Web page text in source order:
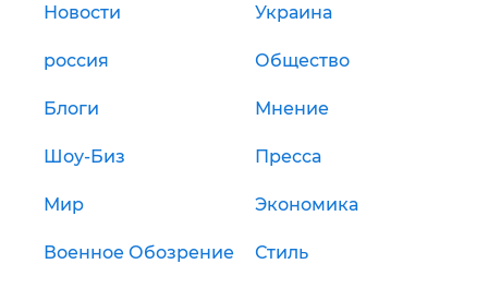
Новости Украина
россия Общество
Блоги Мнение
Шоу-Биз Пресса
Мир Экономика
Военное Обозрение Стиль